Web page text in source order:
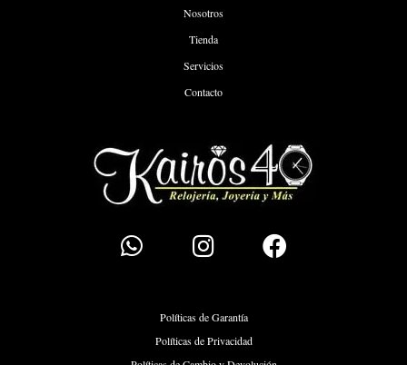
Nosotros
Tienda
Servicios
Contacto
Políticas de Garantía
Políticas de Privacidad